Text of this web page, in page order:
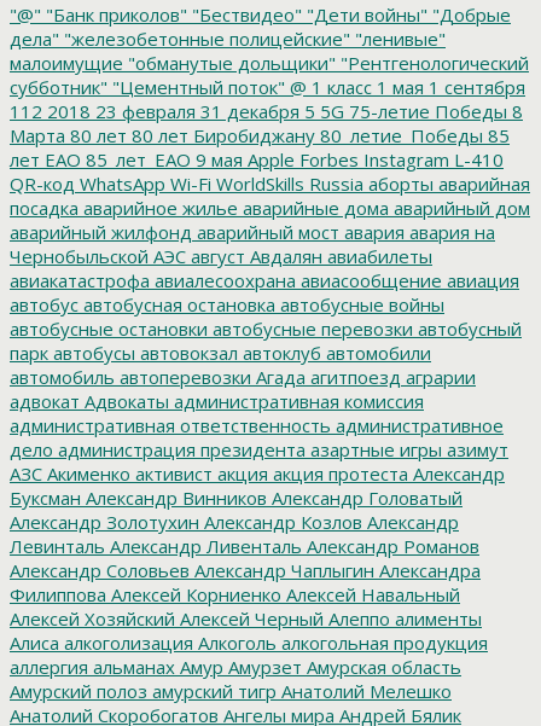
"@" "Банк приколов" "Бествидео" "Дети войны" "Добрые
дела" "железобетонные полицейские" "ленивые"
малоимущие "обманутые дольщики" "Рентгенологический
субботник" "Цементный поток" @ 1 класс 1 мая 1 сентября
112 2018 23 февраля 31 декабря 5 5G 75-летие Победы 8
Марта 80 лет 80 лет Биробиджану 80_летие_Победы 85
лет ЕАО 85_лет_ЕАО 9 мая Apple Forbes Instagram L-410
QR-код WhatsApp Wi-Fi WorldSkills Russia аборты аварийная
посадка аварийное жилье аварийные дома аварийный дом
аварийный жилфонд аварийный мост авария авария на
Чернобыльской АЭС август Авдалян авиабилеты
авиакатастрофа авиалесоохрана авиасообщение авиация
автобус автобусная остановка автобусные войны
автобусные остановки автобусные перевозки автобусный
парк автобусы автовокзал автоклуб автомобили
автомобиль автоперевозки Агада агитпоезд аграрии
адвокат Адвокаты административная комиссия
административная ответственность административное
дело администрация президента азартные игры азимут
АЗС Акименко активист акция акция протеста Александр
Буксман Александр Винников Александр Головатый
Александр Золотухин Александр Козлов Александр
Левинталь Александр Ливенталь Александр Романов
Александр Соловьев Александр Чаплыгин Александра
Филиппова Алексей Корниенко Алексей Навальный
Алексей Хозяйский Алексей Черный Алеппо алименты
Алиса алкоголизация Алкоголь алкогольная продукция
аллергия альманах Амур Амурзет Амурская область
Амурский полоз амурский тигр Анатолий Мелешко
Анатолий Скоробогатов Ангелы мира Андрей Бялик